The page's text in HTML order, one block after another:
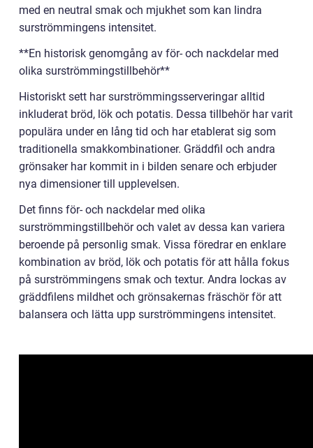
med en neutral smak och mjukhet som kan lindra
surströmmingens intensitet.
**En historisk genomgång av för- och nackdelar med
olika surströmmingstillbehör**
Historiskt sett har surströmmingsserveringar alltid
inkluderat bröd, lök och potatis. Dessa tillbehör har varit
populära under en lång tid och har etablerat sig som
traditionella smakkombinationer. Gräddfil och andra
grönsaker har kommit in i bilden senare och erbjuder
nya dimensioner till upplevelsen.
Det finns för- och nackdelar med olika
surströmmingstillbehör och valet av dessa kan variera
beroende på personlig smak. Vissa föredrar en enklare
kombination av bröd, lök och potatis för att hålla fokus
på surströmmingens smak och textur. Andra lockas av
gräddfilens mildhet och grönsakernas fräschör för att
balansera och lätta upp surströmmingens intensitet.